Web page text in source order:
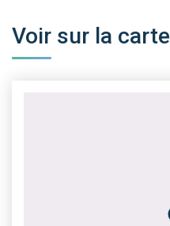
Voir sur la carte